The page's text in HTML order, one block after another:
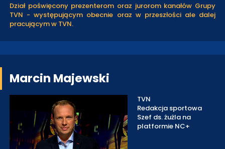
Dział poświęcony prezenterom oraz jurorom kanałów Grupy
TVN - występującym obecnie oraz w przeszłości ale dalej
pracującym w TVN.
Marcin Majewski
TVN
Redakcja sportowa
Szef ds. żużla na
platformie NC+